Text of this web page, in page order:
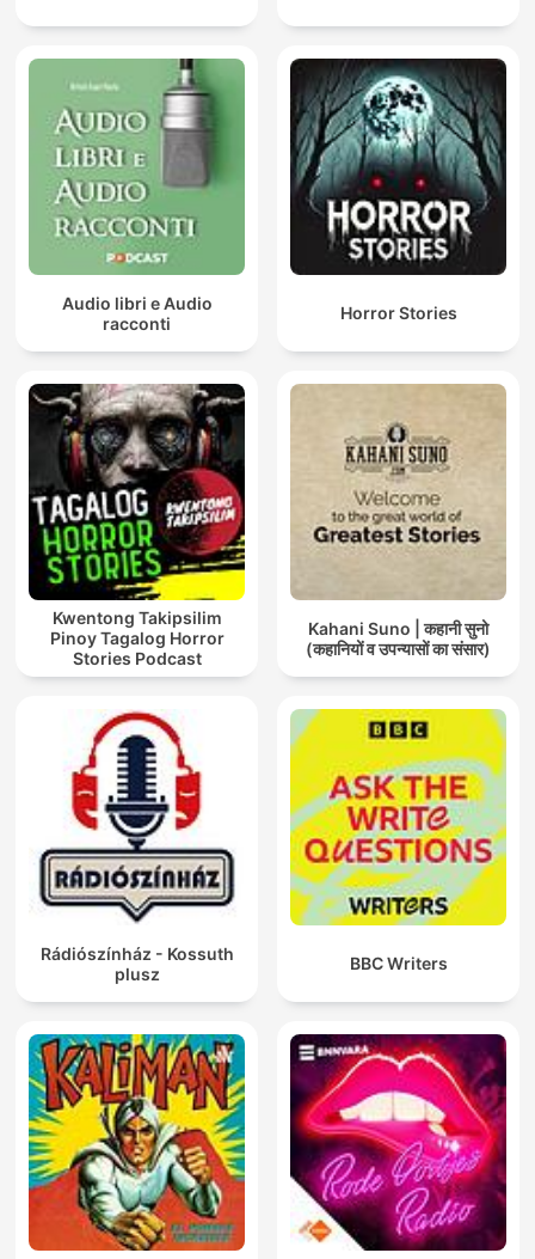
Audio libri e Audio
racconti
Horror Stories
Kwentong Takipsilim
Pinoy Tagalog Horror
Stories Podcast
Kahani Suno | कहानी सुनो
(कहानियों व उपन्यासों का संसार)
Rádiószínház - Kossuth
plusz
BBC Writers